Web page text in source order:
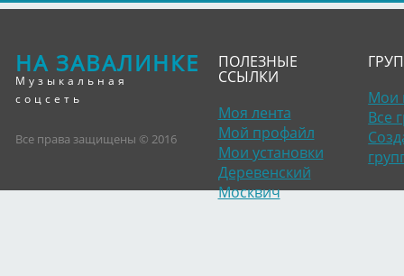
НА ЗАВАЛИНКЕ
Музыкальная
соцсеть
Все права защищены © 2016
ПОЛЕЗНЫЕ
ССЫЛКИ
Моя лента
Мой профайл
Мои установки
Деревенский
Москвич
Мои
Все